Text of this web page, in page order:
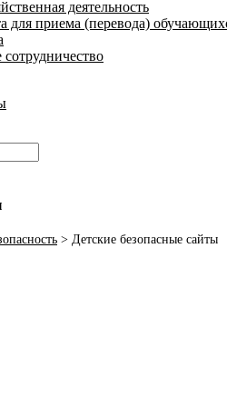
деятельность
для приема (перевода)
> Детские безопасные сайты